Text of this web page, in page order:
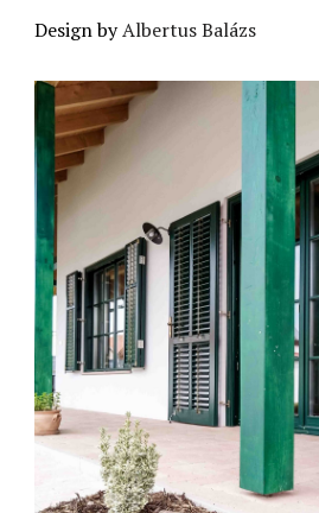
Design byAlbertus Balázs